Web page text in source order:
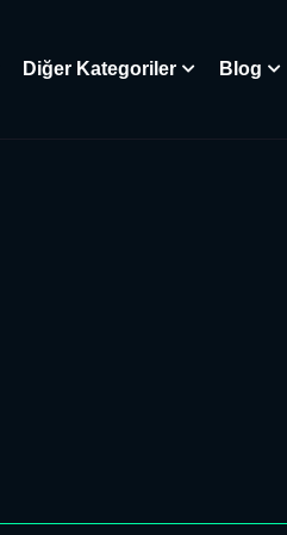
Diğer Kategoriler Blog